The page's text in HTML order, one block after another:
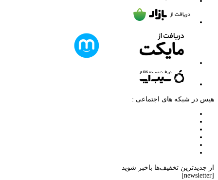
هیس در شبکه های اجتماعی :
از جدیدترین تخفیف‌ها باخبر شوید
[newsletter]